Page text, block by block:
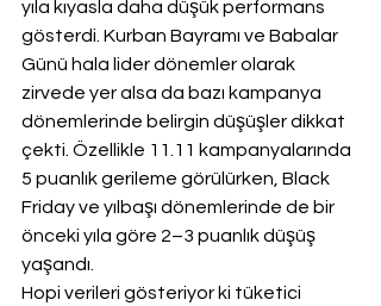
yıla kıyasla daha düşük performans
gösterdi. Kurban Bayramı ve Babalar
Günü hala lider dönemler olarak
zirvede yer alsa da bazı kampanya
dönemlerinde belirgin düşüşler dikkat
çekti. Özellikle 11.11 kampanyalarında
5 puanlık gerileme görülürken, Black
Friday ve yılbaşı dönemlerinde de bir
önceki yıla göre 2–3 puanlık düşüş
yaşandı.
Hopi verileri gösteriyor ki tüketici